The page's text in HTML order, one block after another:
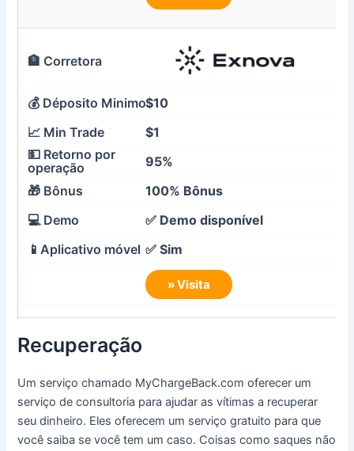
$10
$1
95%
100% Bônus
✅ Demo disponível
✅ Sim
» Visita
Recuperação
Um serviço chamado MyChargeBack.com oferecer um
serviço de consultoria para ajudar as vítimas a recuperar
seu dinheiro. Eles oferecem um serviço gratuito para que
você saiba se você tem um caso. Coisas como saques não